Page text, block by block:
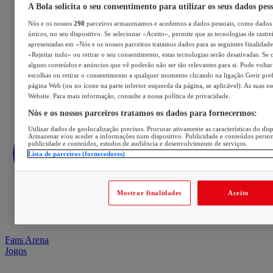
Fans Arena
Jogos
A Bola solicita o seu consentimento para utilizar os seus dados
Nós e os nossos 298 parceiros armazenamos e acedemos a dados pessoais, como
únicos, no seu dispositivo. Se selecionar «Aceito», permite que as tecnologias de
apresentadas em «Nós e os nossos parceiros tratamos dados para as seguintes
«Rejeitar tudo» ou retirar o seu consentimento, estas tecnologias serão desativadas. Se
alguns conteúdos e anúncios que vê poderão não ser tão relevantes para si. Pode voltar
escolhas ou retirar o consentimento a qualquer momento clicando na ligação Gerir
página Web (ou no ícone na parte inferior esquerda da página, se aplicável). As suas
Website. Para mais informação, consulte a nossa política de privacidade.
Nós e os nossos parceiros tratamos os dados para fornecermos:
Utilizar dados de geolocalização precisos. Procurar ativamente as características do
Armazenar e/ou aceder a informações num dispositivo. Publicidade e conteúdos
publicidade e conteúdos, estudos de audiência e desenvolvimento de serviços.
Lista de parceiros (fornecedores)
Mostrar finalidades Aceito